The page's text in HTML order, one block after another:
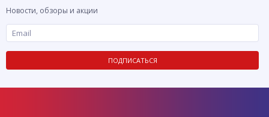
Новости, обзоры и акции
ПОДПИСАТЬСЯ